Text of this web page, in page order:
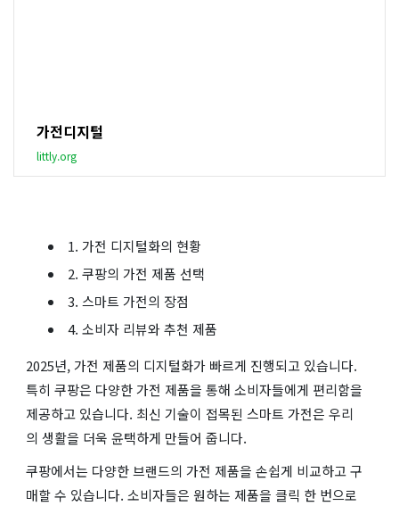
가전디지털
littly.org
1. 가전 디지털화의 현황
2. 쿠팡의 가전 제품 선택
3. 스마트 가전의 장점
4. 소비자 리뷰와 추천 제품
2025년, 가전 제품의 디지털화가 빠르게 진행되고 있습니다.
특히 쿠팡은 다양한 가전 제품을 통해 소비자들에게 편리함을
제공하고 있습니다. 최신 기술이 접목된 스마트 가전은 우리
의 생활을 더욱 윤택하게 만들어 줍니다.
쿠팡에서는 다양한 브랜드의 가전 제품을 손쉽게 비교하고 구
매할 수 있습니다. 소비자들은 원하는 제품을 클릭 한 번으로